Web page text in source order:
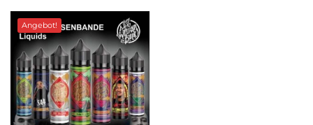
Angebot!